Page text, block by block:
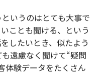
いうのはとても大事で
ことも聞ける、という
したいとき、似たよう
遠慮なく聞けて“疑問
体験データをたくさん